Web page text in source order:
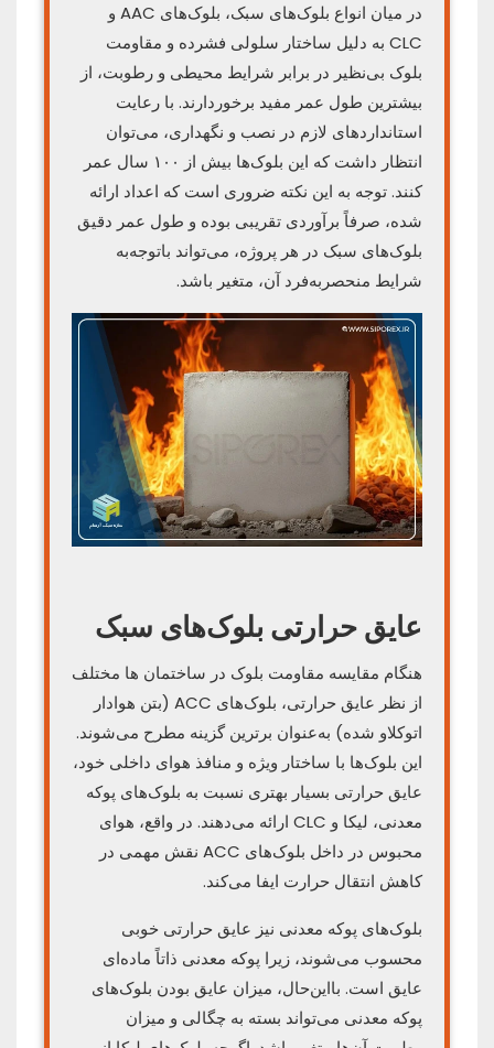
در میان انواع بلوک‌های سبک، بلوک‌های AAC و
CLC به دلیل ساختار سلولی فشرده و مقاومت
بلوک بی‌نظیر در برابر شرایط محیطی و رطوبت، از
بیشترین طول عمر مفید برخوردارند. با رعایت
استانداردهای لازم در نصب و نگهداری، می‌توان
انتظار داشت که این بلوک‌ها بیش از ۱۰۰ سال عمر
کنند. توجه به این نکته ضروری است که اعداد ارائه
شده، صرفاً برآوردی تقریبی بوده و طول عمر دقیق
بلوک‌های سبک در هر پروژه، می‌تواند باتوجه‌به
شرایط منحصربه‌فرد آن، متغیر باشد.
عایق حرارتی بلوک‌های سبک
هنگام مقایسه مقاومت بلوک‌ در ساختمان ها مختلف
از نظر عایق حرارتی، بلوک‌های ACC (بتن هوادار
اتوکلاو شده) به‌عنوان برترین گزینه مطرح می‌شوند.
این بلوک‌ها با ساختار ویژه و منافذ هوای داخلی خود،
عایق حرارتی بسیار بهتری نسبت به بلوک‌های پوکه
معدنی، لیکا و CLC ارائه می‌دهند. در واقع، هوای
محبوس در داخل بلوک‌های ACC نقش مهمی در
کاهش انتقال حرارت ایفا می‌کند.
بلوک‌های پوکه معدنی نیز عایق حرارتی خوبی
محسوب می‌شوند، زیرا پوکه معدنی ذاتاً ماده‌ای
عایق است. بااین‌حال، میزان عایق بودن بلوک‌های
پوکه معدنی می‌تواند بسته به چگالی و میزان